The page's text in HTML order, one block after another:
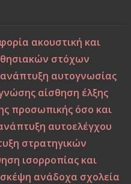
νεότητα της ελπίδας ως
Η αλληγορία της
καιρούς
ακουστική και
στόχων
ανάπτυξη αυτογνωσίας
αίσθηση έλξης
προσωπικής όσο και
αυτοελέγχου
στρατηγικών
ισορροπίας και
ανάδοχα σχολεία